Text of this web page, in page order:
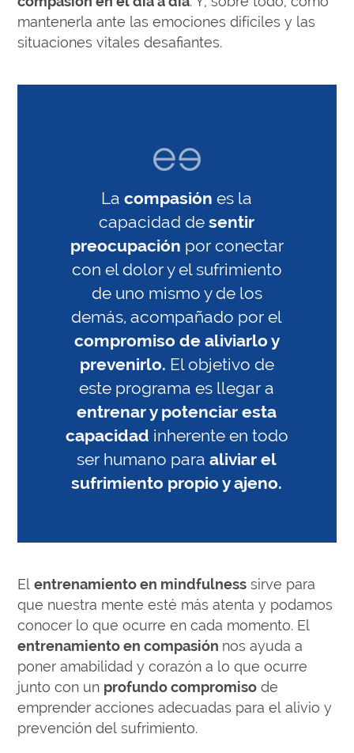
mantenerla ante las emociones difíciles y las
situaciones vitales desafiantes.
Lacompasiónes la
capacidad desentir
preocupación por conectar
con el dolor y el sufrimiento
de uno mismo y de los
demás, acompañado por el
compromiso de aliviarlo y
prevenirlo. El objetivo de
este programa es llegar a
entrenar y potenciar esta
capacidad inherente en todo
ser humano paraaliviar el
sufrimiento propio y ajeno.
Elentrenamiento en mindfulness sirve para
que nuestra mente esté más atenta y podamos
conocer lo que ocurre en cada momento. El
entrenamiento en compasión nos ayuda a
poner amabilidad y corazón a lo que ocurre
junto con un profundo compromiso de
emprender acciones adecuadas para el alivio y
prevención del sufrimiento.